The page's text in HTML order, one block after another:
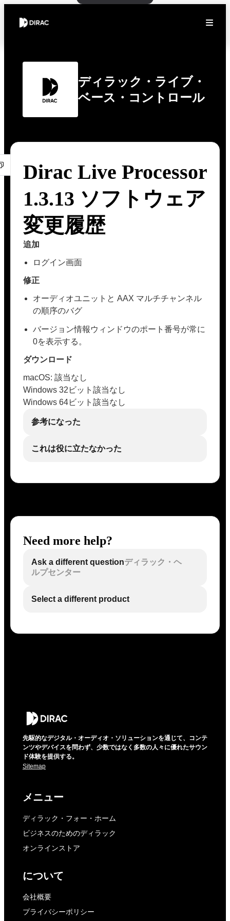
ディラック・ライブ・
ベース・コントロール
Dirac Live Processor
1.3.13 ソフトウェア
変更履歴
追加
ログイン画面
修正
オーディオユニットと AAX マルチチャンネル
の順序のバグ
バージョン情報ウィンドウのポート番号が常に
0を表示する。
ダウンロード
macOS: 該当なし
Windows 32ビット該当なし
Windows 64ビット該当なし
参考になった
これは役に立たなかった
Need more help?
Ask a different questionディラック・ヘ
ルプセンター
Select a different product
先駆的なデジタル・オーディオ・ソリューションを通じて、コンテ
ンツやデバイスを問わず、少数ではなく多数の人々に優れたサウン
ド体験を提供する。
Sitemap
メニュー
ディラック・フォー・ホーム
ビジネスのためのディラック
オンラインストア
について
会社概要
プライバシーポリシー